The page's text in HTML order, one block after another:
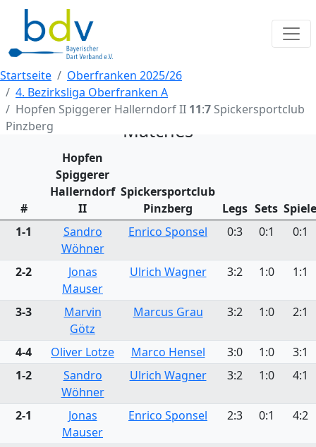
Startseite
Oberfranken 2025/26
4. Bezirksliga Oberfranken A
Hopfen Spiggerer Hallerndorf II 11:7 Spickersportclub
Pinzberg
Matches
#
Hopfen
Spiggerer
Hallerndorf
II
Spickersportclub
Pinzberg
Legs Sets Spiele
1-1
Sandro
Wöhner
Enrico Sponsel 0:3 0:1 0:1
2-2
Jonas
Mauser
Ulrich Wagner 3:2 1:0 1:1
3-3
Marvin
Götz
Marcus Grau 3:2 1:0 2:1
4-4 Oliver Lotze Marco Hensel 3:0 1:0
3:1
1-2
Sandro
Wöhner
Ulrich Wagner 3:2 1:0 4:1
2-1
Jonas
Mauser
Enrico Sponsel 2:3 0:1 4:2